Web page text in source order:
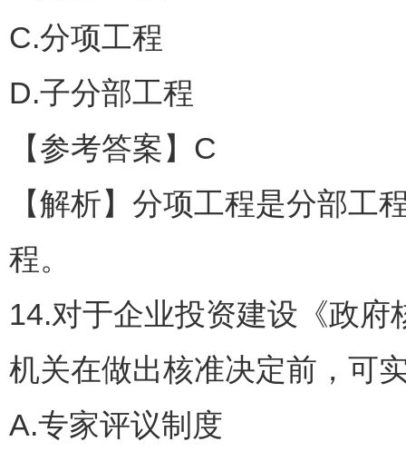
C.分项工程
D.子分部工程
【参考答案】C
【解析】分项工程是分部工
程。
14.对于企业投资建设《政
机关在做出核准决定前，可
A.专家评议制度